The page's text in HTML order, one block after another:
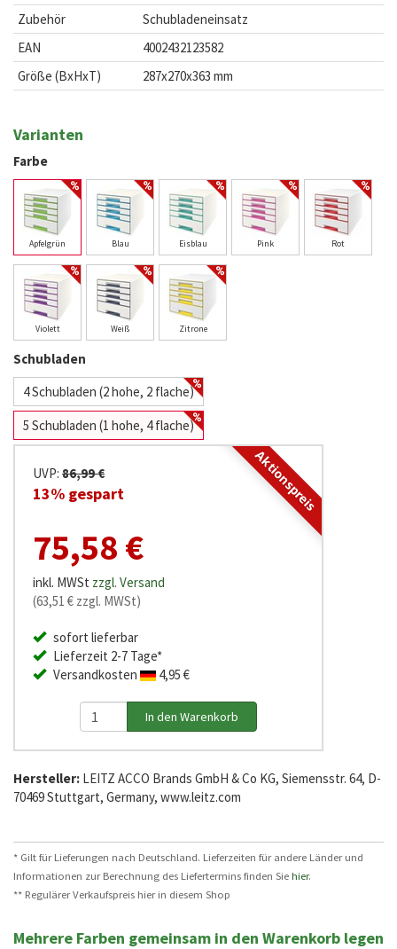
Zubehör
Schubladeneinsatz
EAN
4002432123582
Größe (BxHxT)
287x270x363 mm
Varianten
Farbe
Apfelgrün Blau Eisblau Pink Rot
Violett Weiß Zitrone
Schubladen
4 Schubladen (2 hohe, 2 flache)
5 Schubladen (1 hohe, 4 flache)
Aktionspreis
UVP: 86,99 €
13% gespart
75,58 €
inkl. MWSt zzgl. Versand
(63,51 € zzgl. MWSt)
sofort lieferbar
Lieferzeit 2-7 Tage*
Versandkosten
4,95 €
Hersteller: LEITZ ACCO Brands GmbH & Co KG, Siemensstr. 64, D-
70469 Stuttgart, Germany, www.leitz.com
* Gilt für Lieferungen nach Deutschland. Lieferzeiten für andere Länder und
Informationen zur Berechnung des Liefertermins finden Siehier.
** Regulärer Verkaufspreis hier in diesem Shop
Mehrere Farben gemeinsam in den Warenkorb legen